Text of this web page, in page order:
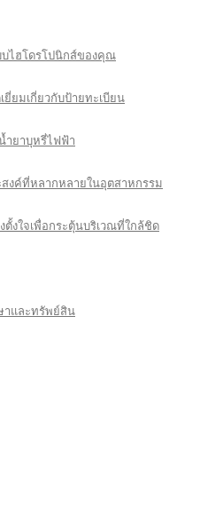
บไฮโดรโปนิกส์ของคุณ
ยี่ยมเกี่ยวกับป้ายทะเบียน
ำยาบุหรี่ไฟฟ้า
สงค์ที่หลากหลายในอุตสาหกรรม
งใจเพื่อกระตุ้นบริเวณที่ใกล้ชิด
าและทรัพย์สิน